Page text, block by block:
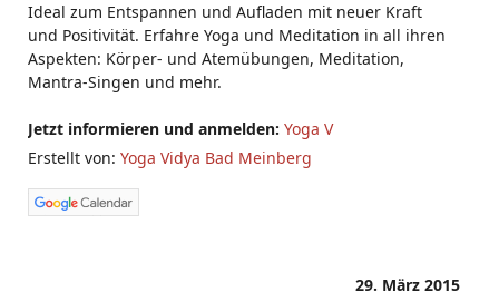
Ideal zum Entspannen und Aufladen mit neuer Kraft
und Positivität. Erfahre Yoga und Meditation in all ihren
Aspekten: Körper- und Atemübungen, Meditation,
Mantra-Singen und mehr.
Jetzt informieren und anmelden: Yoga V
Erstellt von: Yoga Vidya Bad Meinberg
29. März 2015